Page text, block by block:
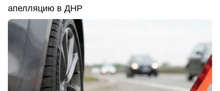
апелляцию в ДНР